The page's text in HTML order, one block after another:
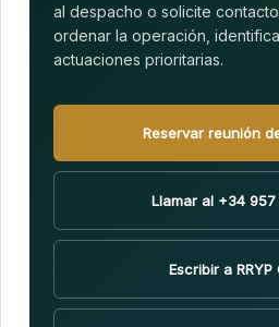
al despacho o solicite
ordenar la operación,
actuaciones prioritarias.
Reservar reunión
Llamar al +34
Escribir a RRYP